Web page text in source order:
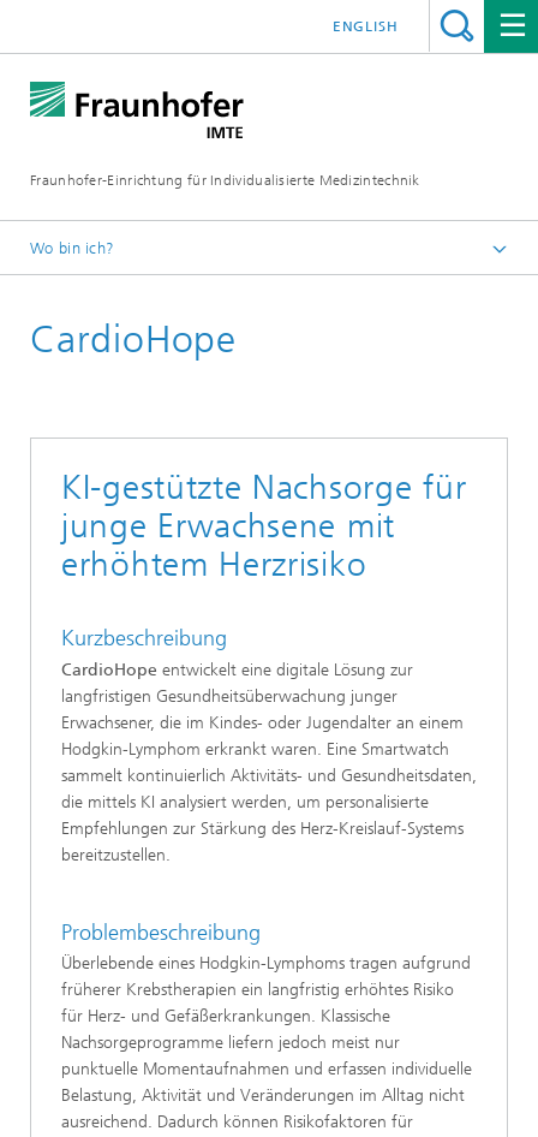
Fraunhofer-Einrichtung für Individualisierte Medizintechnik
ENGLISH
Wo bin ich?
Technologien & Produkte
CardioHope
KI-gestützte Nachsorge für
junge Erwachsene mit
erhöhtem Herzrisiko
Kurzbeschreibung
CardioHope entwickelt eine digitale Lösung zur
langfristigen Gesundheitsüberwachung junger
Erwachsener, die im Kindes- oder Jugendalter an einem
Hodgkin-Lymphom erkrankt waren. Eine Smartwatch
sammelt kontinuierlich Aktivitäts- und Gesundheitsdaten,
die mittels KI analysiert werden, um personalisierte
Empfehlungen zur Stärkung des Herz-Kreislauf-Systems
bereitzustellen.
Problembeschreibung
Überlebende eines Hodgkin-Lymphoms tragen aufgrund
früherer Krebstherapien ein langfristig erhöhtes Risiko
für Herz- und Gefäßerkrankungen. Klassische
Nachsorgeprogramme liefern jedoch meist nur
punktuelle Momentaufnahmen und erfassen individuelle
Belastung, Aktivität und Veränderungen im Alltag nicht
ausreichend. Dadurch können Risikofaktoren für